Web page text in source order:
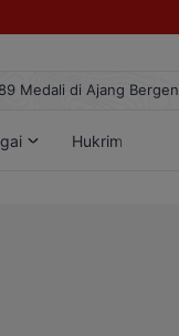
Medali di Ajang
Hukrim